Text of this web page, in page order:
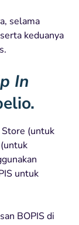
selama
keduanya
In
Store (untuk
untuk
BOPIS di